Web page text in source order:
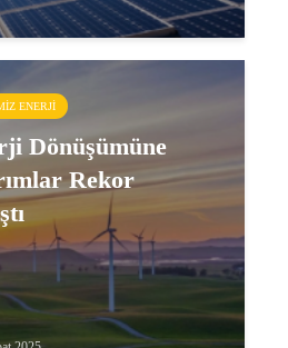
ENERJI
Dönüşümüne
Rekor